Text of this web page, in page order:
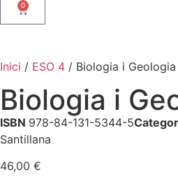
0
Inici / ESO 4 / Biologia i Geologia
Biologia i
ISBN 978-84-131-5344-5
Santillana
46,00 €